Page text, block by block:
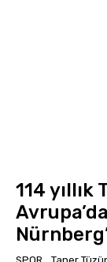
114 yıllık